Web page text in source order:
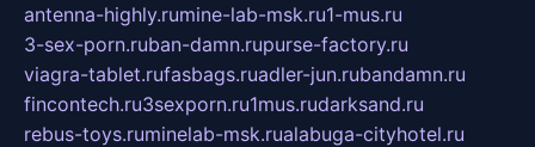
antenna-highly.rumine-lab-msk.ru1-mus.ru
3-sex-porn.ruban-damn.rupurse-factory.ru
viagra-tablet.rufasbags.ruadler-jun.rubandamn.ru
fincontech.ru3sexporn.ru1mus.rudarksand.ru
rebus-toys.ruminelab-msk.rualabuga-cityhotel.ru